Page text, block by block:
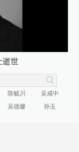
逝世
陈毓川
吴咸中
吴德馨 孙玉